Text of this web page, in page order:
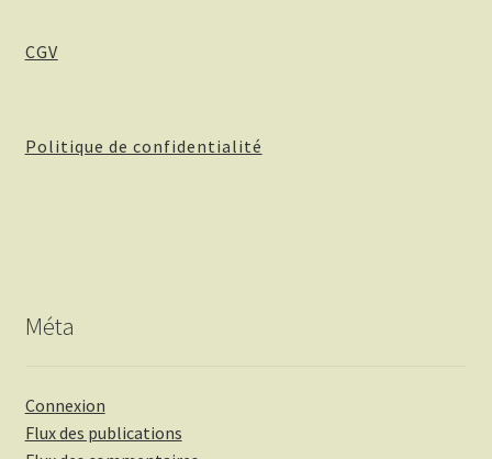
CGV
Politique de confidentialité
Méta
Connexion
Flux des publications